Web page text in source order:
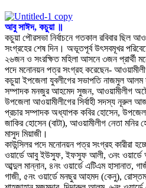
আবু সাঈদ, কচুয়া ॥
কচুয়া পৌরসভা নির্বাচনে গতকাল রবিবার ছিল
সংগ্রহের শেষ দিন। অভূতপূর্ব উৎসবমূখর
২৬জন ও সংরক্ষিত মহিলা আসনে ৩জন প্রার্থী
পদে মনোনয়ন পত্র সংগ্রহ করেছেন-
কচুয়া ইপজেলা যুবলীগের সভাপতি নাজমুল
সম্পাদক মনজুর আহমেদ সুজন, আওয়ামীলীগ
উপজেলা আওয়ামীলীগের সির্বাহী সদস্য নূরুল
প্রচার সম্পাদক অধ্যাপক কবির হোসেন,
জাকির হোসেন (বাটা), আওয়ামীলীগ নেতা মনির
মাসুদ মিয়াজী।
কাউন্সিলর পদে মনোনয়ন পত্র সংগ্রহ কারীরা
ওয়ার্ডে আবু ইউসুফ, ইফসুফ আলী, ৩নং ওয়ার্ডে
আব্দুল মান্নান, ৪নং ওয়ার্ডে এটিএম হাসানাত,
গাজী, ৫নং ওয়ার্ডে মনছুর আহমদ (কেনু), রোস্তম